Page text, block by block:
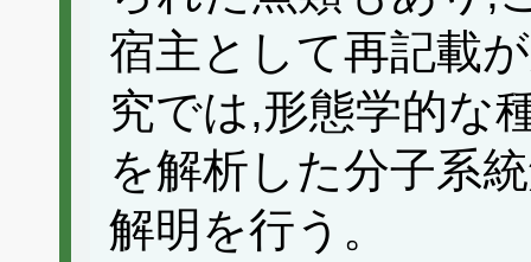
宿主として再記載
究では,形態学的な
を解析した分子系
解明を行う。